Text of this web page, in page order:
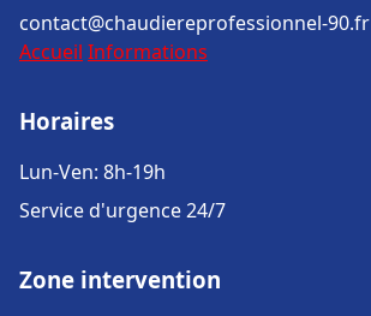
contact@chaudiereprofessionnel-90.fr
Accueil Informations
Horaires
Lun-Ven: 8h-19h
Service d'urgence 24/7
Zone intervention